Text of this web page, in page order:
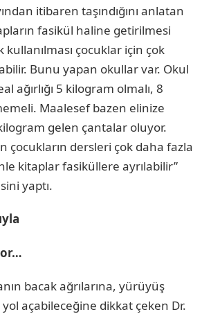
itibaren taşındığını anlatan
fasikül haline getirilmesi
çocuklar için çok
Bunu yapan okullar var. Okul
ağırlığı 5 kilogram olmalı, 8
Maalesef bazen elinize
kilogram gelen çantalar oluyor.
çocukların dersleri çok daha fazla
kitaplar fasiküllere ayrılabilir”
yaptı.
bacak ağrılarına, yürüyüş
açabileceğine dikkat çeken Dr.